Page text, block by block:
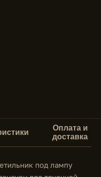
Оплата и
доставка
под лампу